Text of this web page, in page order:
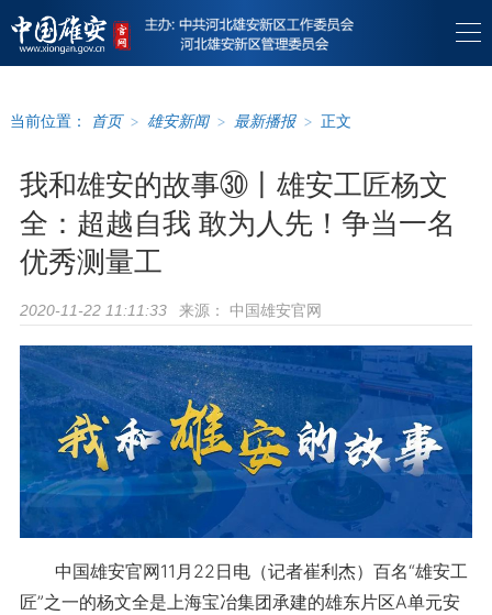
当前位置： 首页 > 雄安新闻 > 最新播报 > 正文
我和雄安的故事㉚丨雄安工匠杨文
全：超越自我 敢为人先！争当一名
优秀测量工
2020-11-22 11:11:33 来源： 中国雄安官网
中国雄安官网11月22日电（记者崔利杰）百名“雄安工
匠”之一的杨文全是上海宝冶集团承建的雄东片区A单元安